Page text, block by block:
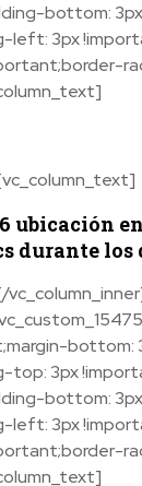
bottom: 3px
left: 3px
ubicación
durante los
bottom:
top: 3px
bottom: 3px
left: 3px